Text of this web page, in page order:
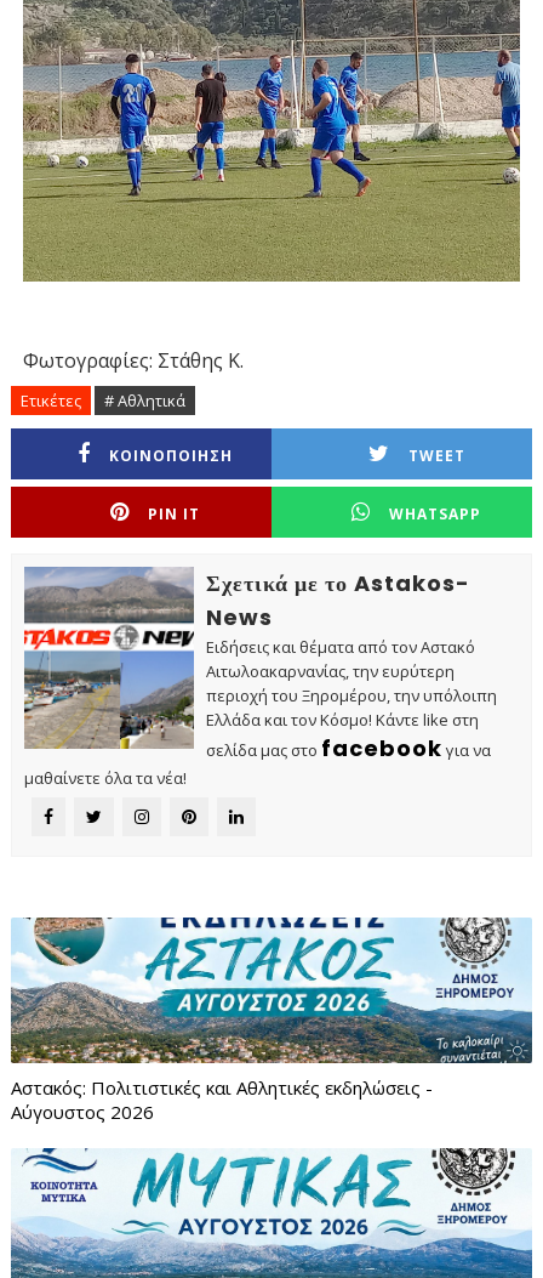
Φωτογραφίες: Στάθης Κ.
Ετικέτες # Αθλητικά
ΚΟΙΝΟΠΟΙΗΣΗ TWEET
PIN IT WHATSAPP
Σχετικά με το Astakos-
News
Ειδήσεις και θέματα από τον Αστακό
Αιτωλοακαρνανίας, την ευρύτερη
περιοχή του Ξηρομέρου, την υπόλοιπη
Ελλάδα και τον Κόσμο! Κάντε like στη
σελίδα μας στο facebook για να
μαθαίνετε όλα τα νέα!
Αστακός: Πολιτιστικές και Αθλητικές εκδηλώσεις -
Αύγουστος 2026